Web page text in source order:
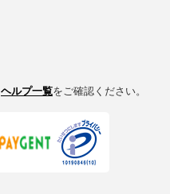
ヘルプ一覧をご確認ください。